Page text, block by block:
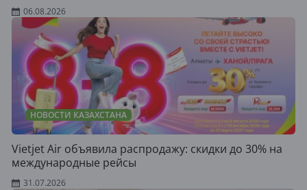
06.08.2026
НОВОСТИ КАЗАХСТАНА
Vietjet Air объявила распродажу: скидки до 30% на
международные рейсы
31.07.2026